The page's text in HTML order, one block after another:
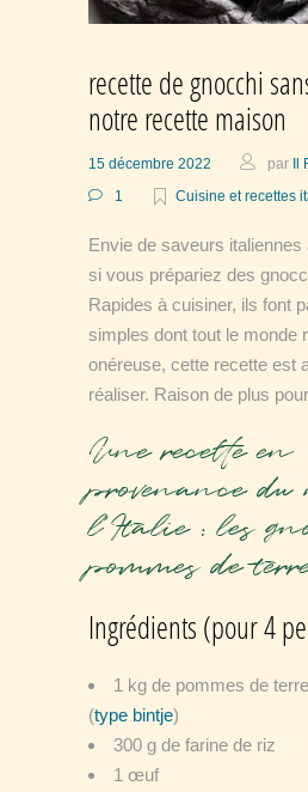
recette de gnocchi
notre recette maison
15 décembre 2022 par Il
1
Cuisine et recettes
Envie de saveurs italiennes
si vous prépariez des
Rapides à cuisiner, ils font
simples dont tout le monde
onéreuse, cette recette est
réaliser. Raison de plus
Une recette en
provenance
l’Italie : les
pommes de
Ingrédients (pour 4
1 kg de pommes de
(type bintje)
300 g de farine de riz
1 œuf